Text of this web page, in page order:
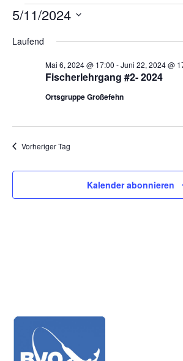
Veranstaltungen
für
Mai
2024
5/11/2024
wählen.
Laufend
Fischerlehrgang #2- 2024
Mai 6, 2024 @ 17:00 -Juni 22, 2024 @
Ortsgruppe Großefehn
Vorheriger Tag
Kalender abonnieren